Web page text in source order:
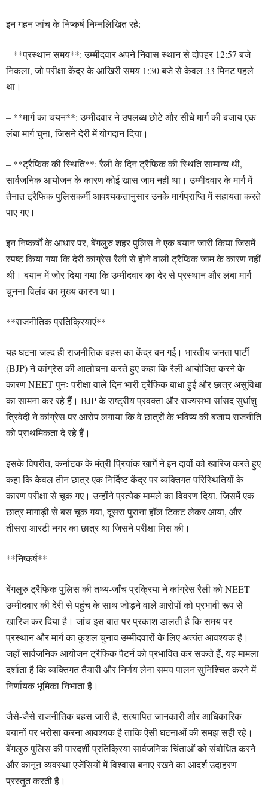
इन गहन जांच के निष्कर्ष निम्नलिखित रहे:
– **प्रस्थान समय**: उम्मीदवार अपने निवास स्थान से दोपहर 12:57 बजे
निकला, जो परीक्षा केंद्र के आखिरी समय 1:30 बजे से केवल 33 मिनट पहले
था।
– **मार्ग का चयन**: उम्मीदवार ने उपलब्ध छोटे और सीधे मार्ग की बजाय एक
लंबा मार्ग चुना, जिसने देरी में योगदान दिया।
– **ट्रैफिक की स्थिति**: रैली के दिन ट्रैफिक की स्थिति सामान्य थी,
सार्वजनिक आयोजन के कारण कोई खास जाम नहीं था। उम्मीदवार के मार्ग में
तैनात ट्रैफिक पुलिसकर्मी आवश्यकतानुसार उनके मार्गप्राप्ति में सहायता करते
पाए गए।
इन निष्कर्षों के आधार पर, बेंगलुरु शहर पुलिस ने एक बयान जारी किया जिसमें
स्पष्ट किया गया कि देरी कांग्रेस रैली से होने वाली ट्रैफिक जाम के कारण नहीं
थी। बयान में जोर दिया गया कि उम्मीदवार का देर से प्रस्थान और लंबा मार्ग
चुनना विलंब का मुख्य कारण था।
**राजनीतिक प्रतिक्रियाएं**
यह घटना जल्द ही राजनीतिक बहस का केंद्र बन गई। भारतीय जनता पार्टी
(BJP) ने कांग्रेस की आलोचना करते हुए कहा कि रैली आयोजित करने के
कारण NEET पुनः परीक्षा वाले दिन भारी ट्रैफिक बाधा हुई और छात्र असुविधा
का सामना कर रहे हैं। BJP के राष्ट्रीय प्रवक्ता और राज्यसभा सांसद सुधांशु
त्रिवेदी ने कांग्रेस पर आरोप लगाया कि वे छात्रों के भविष्य की बजाय राजनीति
को प्राथमिकता दे रहे हैं।
इसके विपरीत, कर्नाटक के मंत्री प्रियांक खार्गे ने इन दावों को खारिज करते हुए
कहा कि केवल तीन छात्र एक निर्दिष्ट केंद्र पर व्यक्तिगत परिस्थितियों के
कारण परीक्षा से चूक गए। उन्होंने प्रत्येक मामले का विवरण दिया, जिसमें एक
छात्र मागाड़ी से बस चूक गया, दूसरा पुराना हॉल टिकट लेकर आया, और
तीसरा आरटी नगर का छात्र था जिसने परीक्षा मिस की।
**निष्कर्ष**
बेंगलुरु ट्रैफिक पुलिस की तथ्य-जाँच प्रक्रिया ने कांग्रेस रैली को NEET
उम्मीदवार की देरी से पहुंच के साथ जोड़ने वाले आरोपों को प्रभावी रूप से
खारिज कर दिया है। जांच इस बात पर प्रकाश डालती है कि समय पर
प्रस्थान और मार्ग का कुशल चुनाव उम्मीदवारों के लिए अत्यंत आवश्यक है।
जहाँ सार्वजनिक आयोजन ट्रैफिक पैटर्न को प्रभावित कर सकते हैं, यह मामला
दर्शाता है कि व्यक्तिगत तैयारी और निर्णय लेना समय पालन सुनिश्चित करने में
निर्णायक भूमिका निभाता है।
जैसे-जैसे राजनीतिक बहस जारी है, सत्यापित जानकारी और आधिकारिक
बयानों पर भरोसा करना आवश्यक है ताकि ऐसी घटनाओं की समझ सही रहे।
बेंगलुरु पुलिस की पारदर्शी प्रतिक्रिया सार्वजनिक चिंताओं को संबोधित करने
और कानून-व्यवस्था एजेंसियों में विश्वास बनाए रखने का आदर्श उदाहरण
प्रस्तुत करती है।